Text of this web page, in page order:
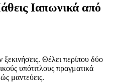
Ιαπωνικά από
Θέλει περίπου δύο
υπότιτλους πραγματικά
μαντεύεις.